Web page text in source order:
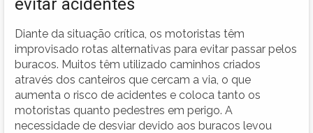
evitar acidentes
Diante da situação crítica, os motoristas têm
improvisado rotas alternativas para evitar passar pelos
buracos. Muitos têm utilizado caminhos criados
através dos canteiros que cercam a via, o que
aumenta o risco de acidentes e coloca tanto os
motoristas quanto pedestres em perigo. A
necessidade de desviar devido aos buracos levou